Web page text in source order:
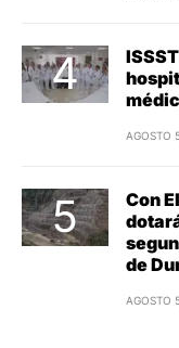
AGOSTO
Con
de
AGOSTO